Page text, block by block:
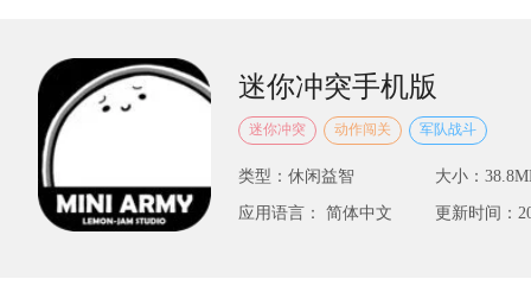
迷你冲突手机版
迷你冲突 动作闯关 军队战斗
类型：休闲益智 大小：
应用语言： 简体中文 更新时间：